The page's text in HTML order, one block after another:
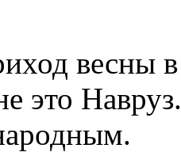
весны
это